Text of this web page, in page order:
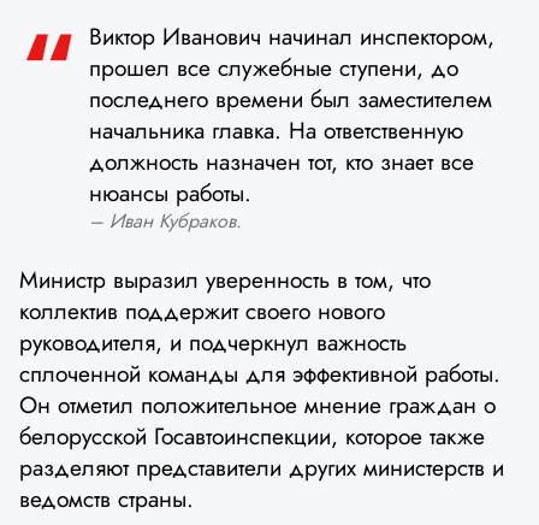
Виктор Иванович начинал инспектором,
прошел все служебные ступени, до
последнего времени был заместителем
начальника главка. На ответственную
должность назначен тот, кто знает все
нюансы работы.
Иван Кубраков.
Министр выразил уверенность в том, что
коллектив поддержит своего нового
руководителя, и подчеркнул важность
сплоченной команды для эффективной работы.
Он отметил положительное мнение граждан о
белорусской Госавтоинспекции, которое также
разделяют представители других министерств и
ведомств страны.